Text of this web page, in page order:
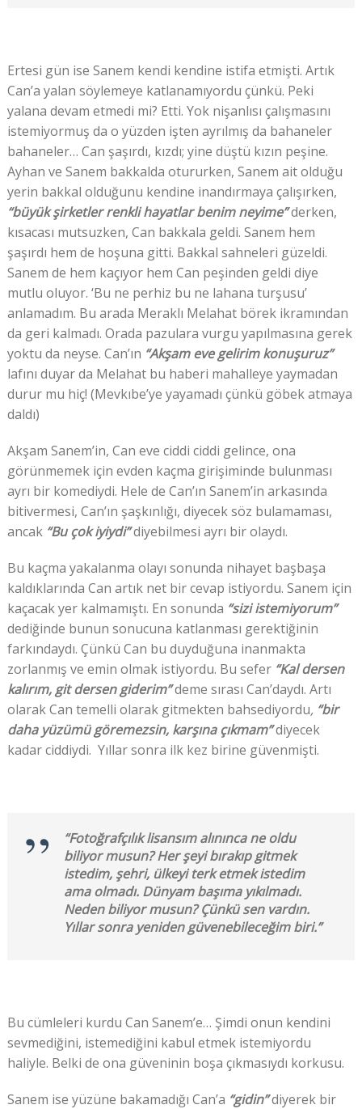
Ertesi gün ise Sanem kendi kendine istifa etmişti. Artık
Can’a yalan söylemeye katlanamıyordu çünkü. Peki
yalana devam etmedi mi? Etti. Yok nişanlısı çalışmasını
istemiyormuş da o yüzden işten ayrılmış da bahaneler
bahaneler… Can şaşırdı, kızdı; yine düştü kızın peşine.
Ayhan ve Sanem bakkalda otururken, Sanem ait olduğu
yerin bakkal olduğunu kendine inandırmaya çalışırken,
“büyük şirketler renkli hayatlar benim neyime”derken,
kısacası mutsuzken, Can bakkala geldi. Sanem hem
şaşırdı hem de hoşuna gitti. Bakkal sahneleri güzeldi.
Sanem de hem kaçıyor hem Can peşinden geldi diye
mutlu oluyor. ‘Bu ne perhiz bu ne lahana turşusu’
anlamadım. Bu arada Meraklı Melahat börek ikramından
da geri kalmadı. Orada pazulara vurgu yapılmasına gerek
yoktu da neyse. Can’ın “Akşam eve gelirim konuşuruz”
lafını duyar da Melahat bu haberi mahalleye yaymadan
durur mu hiç! (Mevkıbe’ye yayamadı çünkü göbek atmaya
daldı)
Akşam Sanem’in, Can eve ciddi ciddi gelince, ona
görünmemek için evden kaçma girişiminde bulunması
ayrı bir komediydi. Hele de Can’ın Sanem’in arkasında
bitivermesi, Can’ın şaşkınlığı, diyecek söz bulamaması,
ancak “Bu çok iyiydi”diyebilmesi ayrı bir olaydı.
Bu kaçma yakalanma olayı sonunda nihayet başbaşa
kaldıklarında Can artık net bir cevap istiyordu. Sanem için
kaçacak yer kalmamıştı. En sonunda “sizi istemiyorum”
dediğinde bunun sonucuna katlanması gerektiğinin
farkındaydı. Çünkü Can bu duyduğuna inanmakta
zorlanmış ve emin olmak istiyordu. Bu sefer “Kal dersen
kalırım, git dersen giderim”deme sırası Can’daydı. Artı
olarak Can temelli olarak gitmekten bahsediyordu, “bir
daha yüzümü göremezsin, karşına çıkmam”diyecek
kadar ciddiydi. Yıllar sonra ilk kez birine güvenmişti.
“Fotoğrafçılık lisansım alınınca ne oldu
biliyor musun? Her şeyi bırakıp gitmek
istedim, şehri, ülkeyi terk etmek istedim
ama olmadı. Dünyam başıma yıkılmadı.
Neden biliyor musun? Çünkü sen vardın.
Yıllar sonra yeniden güvenebileceğim biri.”
Bu cümleleri kurdu Can Sanem’e… Şimdi onun kendini
sevmediğini, istemediğini kabul etmek istemiyordu
haliyle. Belki de ona güveninin boşa çıkmasıydı korkusu.
Sanem ise yüzüne bakamadığı Can’a “gidin”diyerek bir